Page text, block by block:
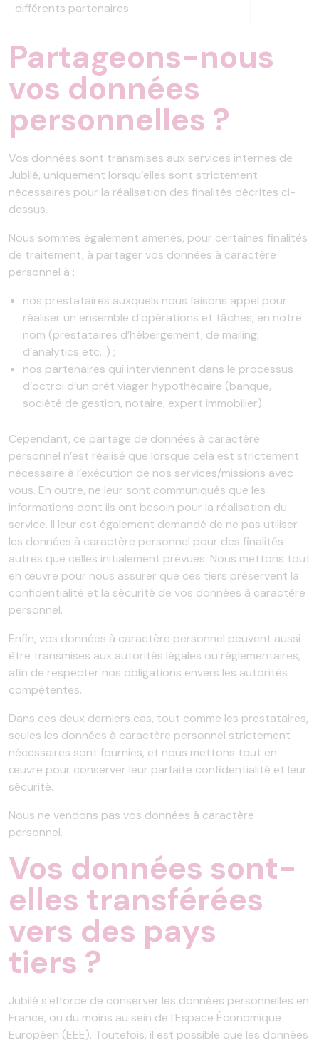
différents partenaires.
Partageons-nous
vos données
personnelles ?
Vos données sont transmises aux services internes de
Jubilé, uniquement lorsqu’elles sont strictement
nécessaires pour la réalisation des finalités décrites ci-
dessus.
Nous sommes également amenés, pour certaines finalités
de traitement, à partager vos données à caractère
personnel à :
nos prestataires auxquels nous faisons appel pour
réaliser un ensemble d’opérations et tâches, en notre
nom (prestataires d’hébergement, de mailing,
d’analytics etc…) ;
nos partenaires qui interviennent dans le processus
d’octroi d’un prêt viager hypothécaire (banque,
société de gestion, notaire, expert immobilier).
Cependant, ce partage de données à caractère
personnel n’est réalisé que lorsque cela est strictement
nécessaire à l’exécution de nos services/missions avec
vous. En outre, ne leur sont communiqués que les
informations dont ils ont besoin pour la réalisation du
service. Il leur est également demandé de ne pas utiliser
les données à caractère personnel pour des finalités
autres que celles initialement prévues. Nous mettons tout
en œuvre pour nous assurer que ces tiers préservent la
confidentialité et la sécurité de vos données à caractère
personnel.
Enfin, vos données à caractère personnel peuvent aussi
être transmises aux autorités légales ou réglementaires,
afin de respecter nos obligations envers les autorités
compétentes.
Dans ces deux derniers cas, tout comme les prestataires,
seules les données à caractère personnel strictement
nécessaires sont fournies, et nous mettons tout en
œuvre pour conserver leur parfaite confidentialité et leur
sécurité.
Nous ne vendons pas vos données à caractère
personnel.
Vos données sont-
elles transférées
vers des pays
tiers ?
Jubilé s’efforce de conserver les données personnelles en
France, ou du moins au sein de l’Espace Économique
Européen (EEE). Toutefois, il est possible que les données